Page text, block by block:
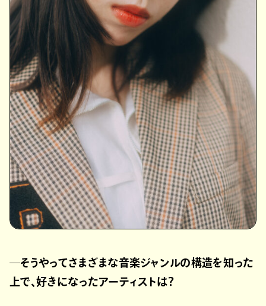
─そうやってさまざまな音楽ジャンルの構造を知った
上で、好きになったアーティストは？